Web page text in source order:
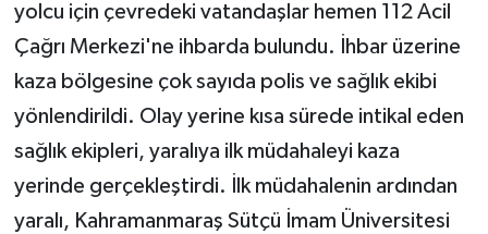
yolcu için çevredeki vatandaşlar hemen 112 Acil
Çağrı Merkezi'ne ihbarda bulundu. İhbar üzerine
kaza bölgesine çok sayıda polis ve sağlık ekibi
yönlendirildi. Olay yerine kısa sürede intikal eden
sağlık ekipleri, yaralıya ilk müdahaleyi kaza
yerinde gerçekleştirdi. İlk müdahalenin ardından
yaralı, Kahramanmaraş Sütçü İmam Üniversitesi